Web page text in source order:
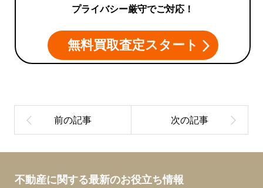
プライバシー厳守でご対応！
無料買取査定スタート
不動産に関する最新のお役立ち情報